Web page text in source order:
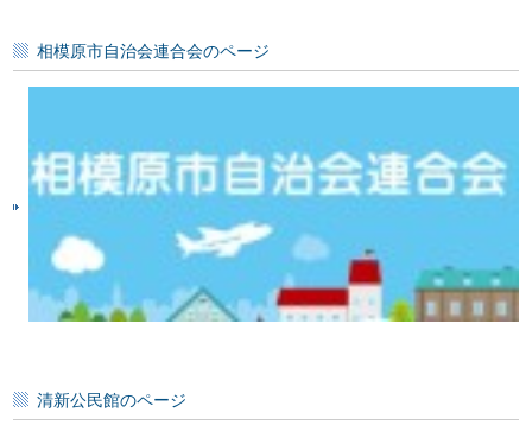
相模原市自治会連合会のページ
清新公民館のページ